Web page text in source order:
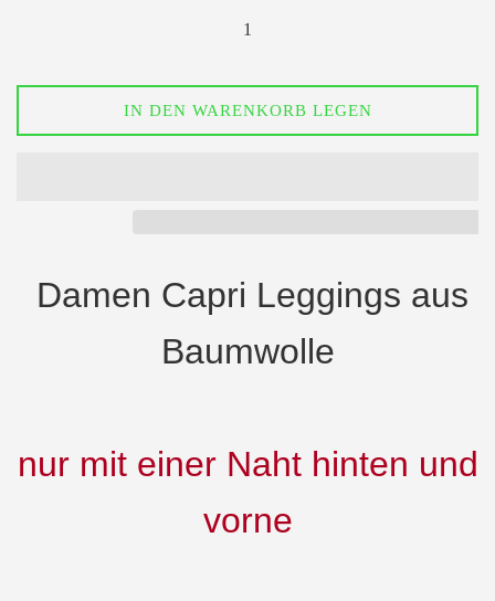
IN DEN WARENKORB LEGEN
Damen Capri Leggings aus
Baumwolle
nur mit einer Naht hinten und
vorne